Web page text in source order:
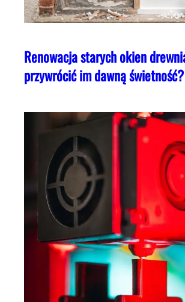
Renowacja starych okien
przywrócić im dawną świetność?